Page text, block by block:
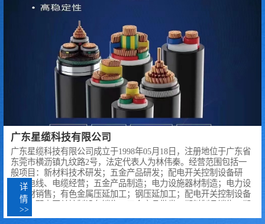
广东星缆科技有限公司
广东星缆科技有限公司成立于1998年05月18日，注册地位于广东省
东莞市横沥镇九纹路2号，法定代表人为林伟秦。经营范围包括一
般项目：新材料技术研发；五金产品研发；配电开关控制设备研
发；电线、电缆经营；五金产品制造；电力设施器材制造；电力设
施器材销售；有色金属压延加工；钢压延加工；配电开关控制设备
制造；配电开关控制设备销售；五金产品批发；塑料制品销售；塑
料制品制造；电力电子元器件销售；互联网销售（除销售需要许可
详
情
>>